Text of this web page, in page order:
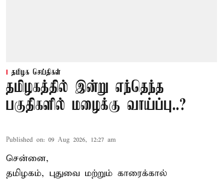
தமிழக செய்திகள்
தமிழகத்தில் இன்று எந்தெந்த
பகுதிகளில் மழைக்கு வாய்ப்பு..?
Published on: 09 Aug 2026, 12:27 am
சென்னை,
தமிழகம், புதுவை மற்றும் காரைக்கால்